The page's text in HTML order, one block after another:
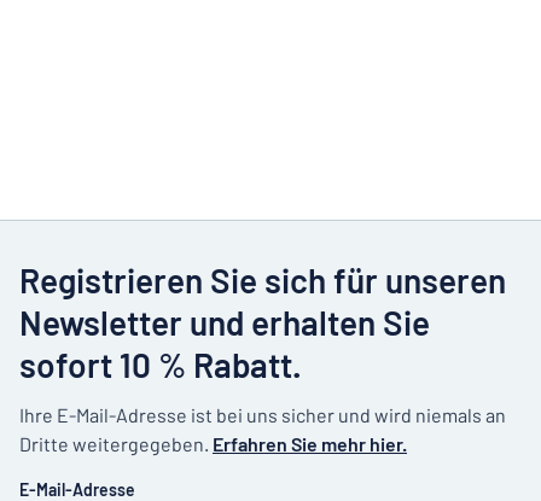
Registrieren Sie sich für unseren
Newsletter und erhalten Sie
sofort 10 % Rabatt.
Ihre E-Mail-Adresse ist bei uns sicher und wird niemals an
Dritte weitergegeben. Erfahren Sie mehr hier.
E-Mail-Adresse